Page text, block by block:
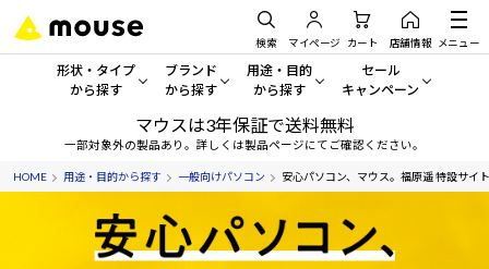
検索 マイページ カート 店舗情報 メニュー
形状・タイプ
から探す
形状・タイプから探す をすべてみる
デスクトップPC
ノートPC
ブランド
から探す
mouse
G TUNE
NEXTGEAR
用途・目的
から探す
一般向けパソコン
ゲーミングPC・ゲーム向けパソコン
クリエイティブ向け
セール
キャンペーン
セール・キャンペー
期間限定セール
アウトレットパソコン
マウスは3年保証で送料無料
一部対象外の製品あり。詳しくは製品ページにてご確認ください。
HOME 用途・目的から探す 一般向けパソコン 安心パソコン、マウス。福原遥 特設サイト